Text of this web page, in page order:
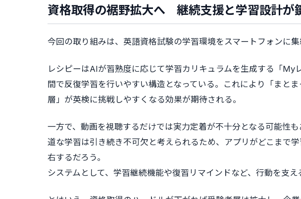
資格取得の裾野拡大へ 継続支援と学習設計が
今回の取り組みは、英語資格試験の学習環境をスマートフォンに集
レシピーはAIが習熟度に応じて学習カリキュラムを生成する「My
間で反復学習を行いやすい構造となっている。これにより「まと
層」が英検に挑戦しやすくなる効果が期待される。
一方で、動画を視聴するだけでは実力定着が不十分となる可能性
道な学習は引き続き不可欠と考えられるため、アプリがどこまで
右するだろう。
システムとして、学習継続機能や復習リマインドなど、行動を支え